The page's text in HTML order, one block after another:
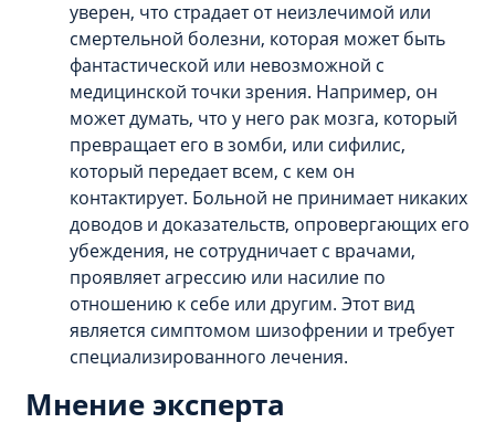
уверен, что страдает от неизлечимой или
смертельной болезни, которая может быть
фантастической или невозможной с
медицинской точки зрения. Например, он
может думать, что у него рак мозга, который
превращает его в зомби, или сифилис,
который передает всем, с кем он
контактирует. Больной не принимает никаких
доводов и доказательств, опровергающих его
убеждения, не сотрудничает с врачами,
проявляет агрессию или насилие по
отношению к себе или другим. Этот вид
является симптомом шизофрении и требует
специализированного лечения.
Мнение эксперта